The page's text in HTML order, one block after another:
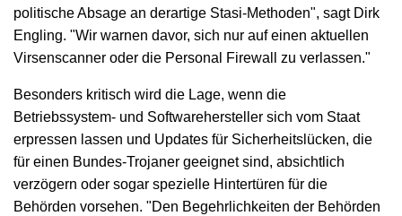
politische Absage an derartige Stasi-Methoden", sagt Dirk
Engling. "Wir warnen davor, sich nur auf einen aktuellen
Virsenscanner oder die Personal Firewall zu verlassen."
Besonders kritisch wird die Lage, wenn die
Betriebssystem- und Softwarehersteller sich vom Staat
erpressen lassen und Updates für Sicherheitslücken, die
für einen Bundes-Trojaner geeignet sind, absichtlich
verzögern oder sogar spezielle Hintertüren für die
Behörden vorsehen. "Den Begehrlichkeiten der Behörden